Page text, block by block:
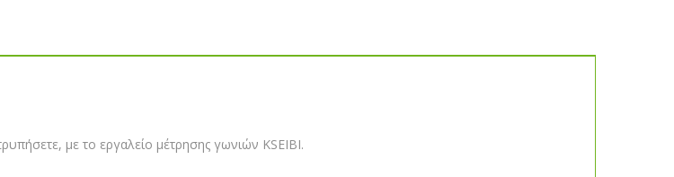
με το εργαλείο μέτρησης γωνιών KSEIBI.